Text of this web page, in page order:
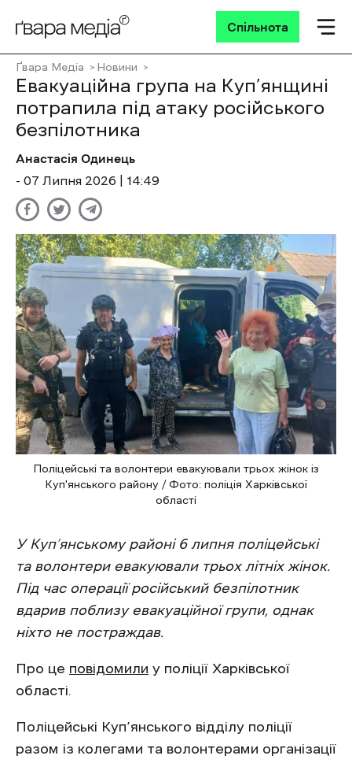
Спільнота
Ґвара Медіа Новини
Евакуаційна група на Куп’янщині
потрапила під атаку російського
безпілотника
Анастасія Одинець
- 07 Липня 2026 | 14:49
Поліцейські та волонтери евакуювали трьох жінок із
Куп'янського району / Фото: поліція Харківської
області
У Куп’янському районі 6 липня поліцейські
та волонтери евакуювали трьох літніх жінок.
Під час операції російський безпілотник
вдарив поблизу евакуаційної групи, однак
ніхто не постраждав.
Про це повідомили у поліції Харківської
області.
Поліцейські Куп’янського відділу поліції
разом із колегами та волонтерами організації